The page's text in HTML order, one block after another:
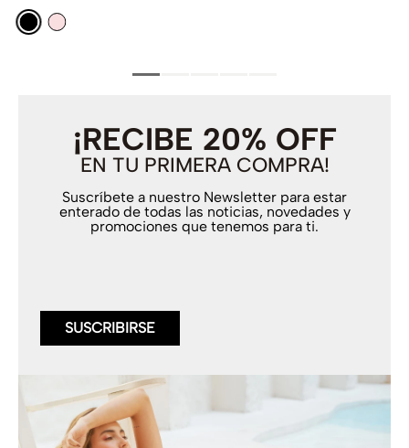
¡RECIBE 20% OFF
EN TU PRIMERA COMPRA!
Suscríbete a nuestro Newsletter para estar
enterado de todas las noticias, novedades y
promociones que tenemos para ti.
SUSCRIBIRSE